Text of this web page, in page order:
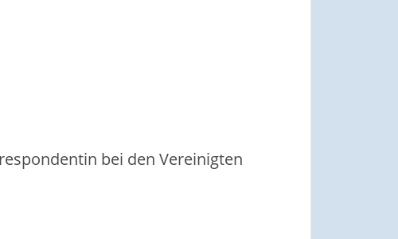
bei den Vereinigten